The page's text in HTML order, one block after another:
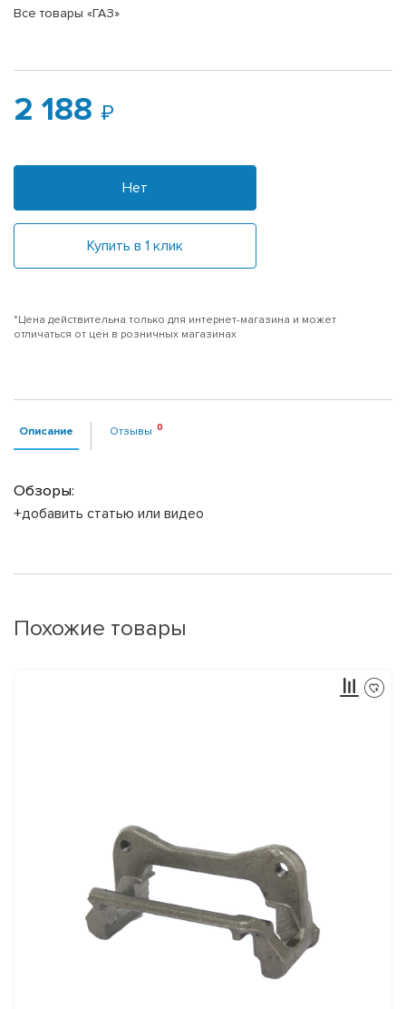
Все товары «ГАЗ»
2 188
Нет
Купить в 1 клик
*Цена действительна только для интернет-магазина и может
отличаться от цен в розничных магазинах
Описание Отзывы
Обзоры:
+добавить статью или видео
Похожие товары